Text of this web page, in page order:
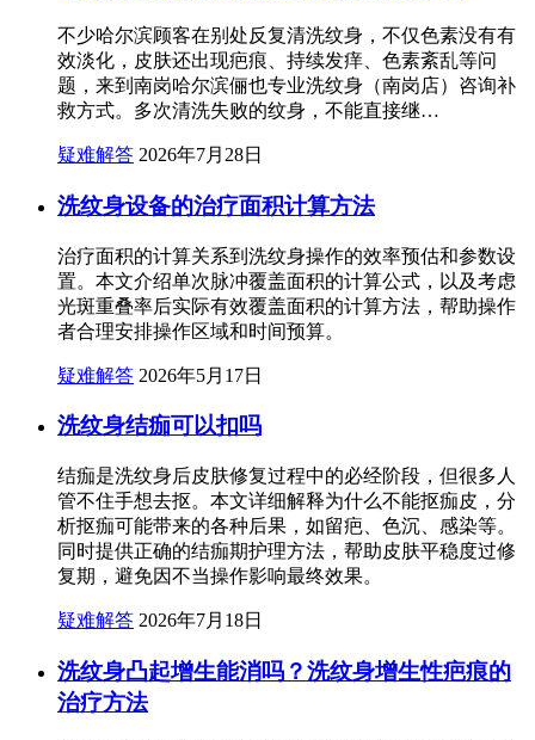
不少哈尔滨顾客在别处反复清洗纹身，不仅色素没有有
效淡化，皮肤还出现疤痕、持续发痒、色素紊乱等问
题，来到南岗哈尔滨俪也专业洗纹身（南岗店）咨询补
救方式。多次清洗失败的纹身，不能直接继…
疑难解答 2026年7月28日
洗纹身设备的治疗面积计算方法
治疗面积的计算关系到洗纹身操作的效率预估和参数设
置。本文介绍单次脉冲覆盖面积的计算公式，以及考虑
光斑重叠率后实际有效覆盖面积的计算方法，帮助操作
者合理安排操作区域和时间预算。
疑难解答 2026年5月17日
洗纹身结痂可以扣吗
结痂是洗纹身后皮肤修复过程中的必经阶段，但很多人
管不住手想去抠。本文详细解释为什么不能抠痂皮，分
析抠痂可能带来的各种后果，如留疤、色沉、感染等。
同时提供正确的结痂期护理方法，帮助皮肤平稳度过修
复期，避免因不当操作影响最终效果。
疑难解答 2026年7月18日
洗纹身凸起增生能消吗？洗纹身增生性疤痕的
治疗方法